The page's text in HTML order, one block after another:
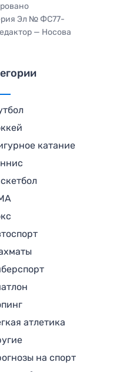
Эл № ФС77-
— Носова
катание
атлетика
на спорт